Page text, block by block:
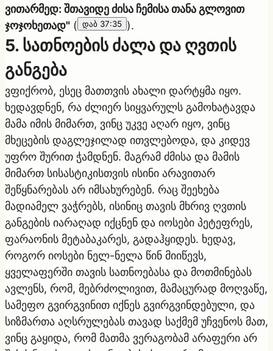
ვითარმედ: შთავიდე ძისა ჩემისა თანა გლოვით
ჯოჯოხეთად" ( დაბ 37:35 ).
5. სათნოების ძალა და ღვთის
განგება
ვფიქრობ, ესეც მათთვის ახალი დარტყმა იყო.
ხედავდნენ, რა ძლიერ სიყვარულს გამოხატავდა
მამა იმის მიმართ, ვინც უკვე აღარ იყო, ვინც
მხეცების დაგლეჯილად ითვლებოდა, და კიდევ
უფრო შურით ჭამდნენ. მაგრამ ძმისა და მამის
მიმართ სისასტიკისთვის ისინი არავითარ
შეწყნარებას არ იმსახურებენ. რაც შეეხება
მადიამელ ვაჭრებს, ისინიც თავის მხრივ ღვთის
განგების იარაღად იქცნენ და იოსები პეტეფრეს,
ფარაონის მეტაბაკარეს, გადაჰყიდეს. ხედავ,
როგორ იოსები ნელ-ნელა წინ მიიწევს,
ყველაფერში თავის სათნოებასა და მოთმინებას
ავლენს, რომ, მებრძოლივით, მამაცურად მოღვაწე,
სამეფო გვირგვინით იქნეს გვირგვინდებული, და
სიზმართა აღსრულებას თავად საქმემ უჩვენოს მათ,
ვინც გაყიდა, რომ მათმა ვერაგობამ არაფერი არ